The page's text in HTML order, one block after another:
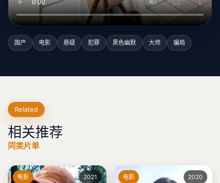
国产 电影 悬疑 犯罪 黑色幽默 大师 骗局
Related
相关推荐
同类片单
电影 2021 电影 2020